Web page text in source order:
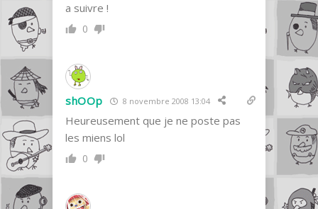
a suivre !
0
shOOp 8 novembre 2008 13:04
Heureusement que je ne poste pas
les miens lol
0